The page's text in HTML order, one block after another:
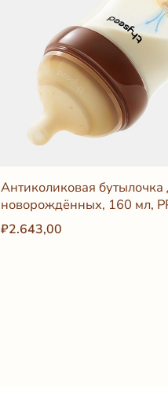
Антиколиковая бутылочка
новорождённых, 160 мл,
₽2.643,00